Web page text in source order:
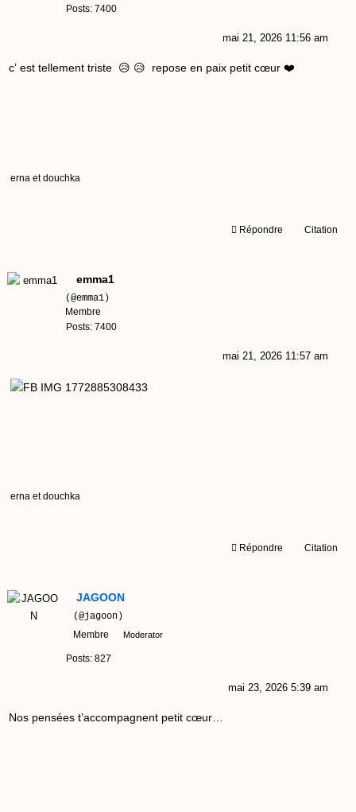
Posts: 7400
mai 21, 2026 11:56 am
c’ est tellement triste 😥 😥 repose en paix petit cœur ❤️
erna et douchka
Répondre Citation
emma1
(@emma1)
Membre
Posts: 7400
mai 21, 2026 11:57 am
erna et douchka
Répondre Citation
JAGOON
(@jagoon)
Membre
Moderator
Posts: 827
mai 23, 2026 5:39 am
Nos pensées t’accompagnent petit cœur…